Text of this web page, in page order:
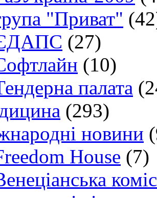
"Приват"
(27)
(10)
палата
(293)
новини
House (7)